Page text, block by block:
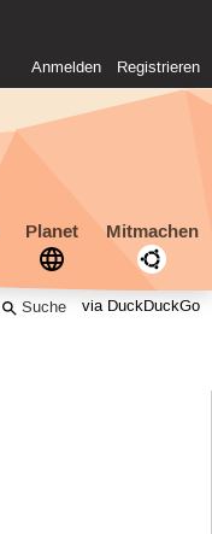
Anmelden Registrieren
Planet Mitmachen
via DuckDuckGo